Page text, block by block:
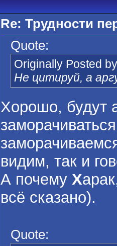
Re: Трудности
Quote:
Originally Posted
Не цитируй, а
Хорошо, будут
видим, так и
А почему Х
всё сказано).
Quote: